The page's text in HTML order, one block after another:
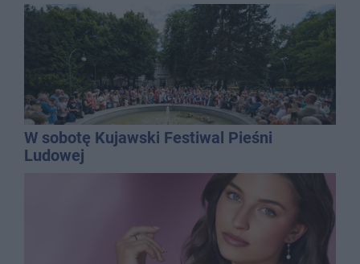
W sobotę Kujawski Festiwal Pieśni
Ludowej